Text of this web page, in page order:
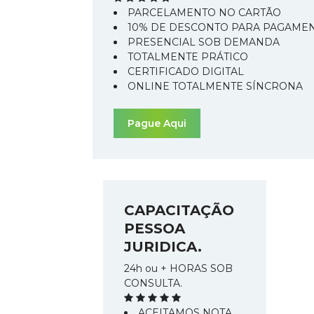
PARCELAMENTO NO CARTÃO
10% DE DESCONTO PARA
PRESENCIAL SOB DEMANDA
TOTALMENTE PRÁTICO
CERTIFICADO DIGITAL
ONLINE TOTALMENTE SÍNCRONA
CAPACITAÇÃO
PESSOA
JURIDICA.
24h ou + HORAS SOB
CONSULTA.